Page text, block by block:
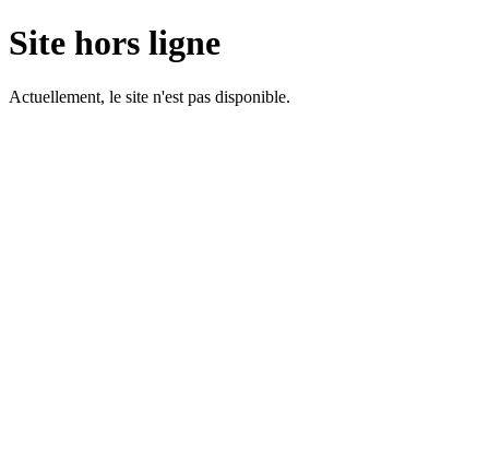
Site hors ligne
Actuellement, le site n'est pas disponible.